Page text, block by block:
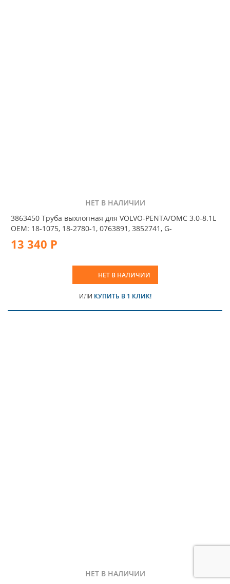
НЕТ В НАЛИЧИИ
3863450 Труба выхлопная для VOLVO-PENTA/OMC 3.0-8.1L
OEM: 18-1075, 18-2780-1, 0763891, 3852741, G-
13 340 Р
НЕТ В НАЛИЧИИ
ИЛИ КУПИТЬ В 1 КЛИК!
НЕТ В НАЛИЧИИ